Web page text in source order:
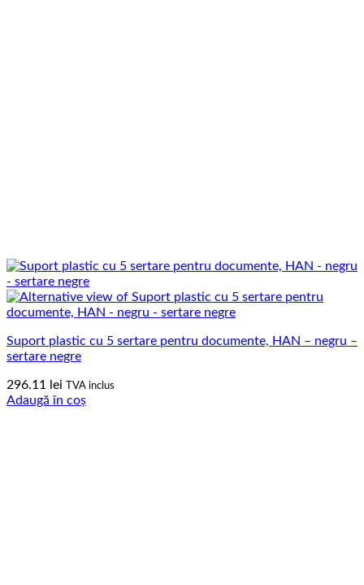
Suport plastic cu 5 sertare pentru documente, HAN – negru –
sertare negre
296.11 lei TVA inclus
Adaugă în coș